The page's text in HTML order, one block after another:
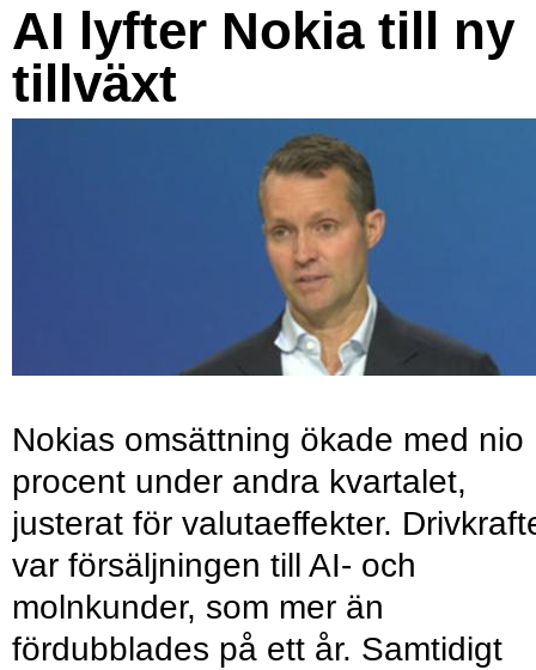
AI lyfter Nokia till ny
tillväxt
Nokias omsättning ökade med nio
procent under andra kvartalet,
justerat för valutaeffekter.
var försäljningen till AI- och
molnkunder, som mer än
fördubblades på ett år. Samtidigt